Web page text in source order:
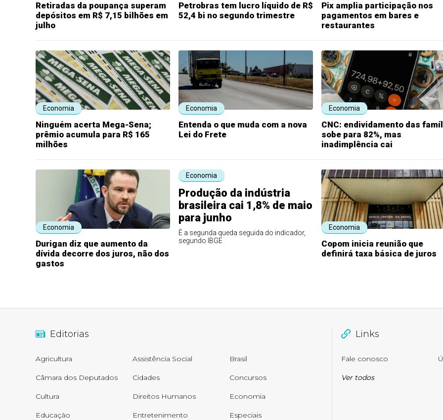
Retiradas da poupança superam
depósitos em R$ 7,15 bilhões em
julho
Petrobras tem lucro líquido de R$
52,4 bi no segundo trimestre
Pix amplia participação nos
pagamentos em bares e
restaurantes
Economia
Ninguém acerta Mega-Sena;
prêmio acumula para R$ 165
milhões
Economia
Entenda o que muda com a nova
Lei do Frete
Economia
CNC: endividamento das
sobe para 82%, mas
inadimplência cai
Economia
Durigan diz que aumento da
dívida decorre dos juros, não dos
gastos
Economia
Produção da indústria
brasileira cai 1,8% de maio
para junho
É a segunda queda seguida do indicador,
segundo IBGE
Economia
Copom inicia reunião que
definirá taxa básica de juros
Editorias
Agricultura Assistência Social Brasil
Câmara dos Deputados Cidades Concursos
Cultura Direitos Humanos Economia
Educação Entretenimento Especiais
Links
Fale conosco
Ver todos